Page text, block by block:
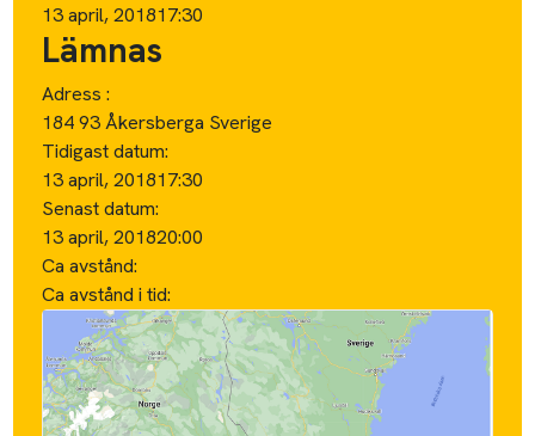
13 april, 201817:30
Lämnas
Adress :
184 93 Åkersberga Sverige
Tidigast datum:
13 april, 201817:30
Senast datum:
13 april, 201820:00
Ca avstånd:
Ca avstånd i tid: